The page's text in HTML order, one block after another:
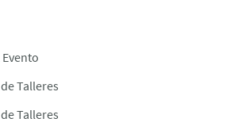
Talleres
Talleres